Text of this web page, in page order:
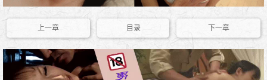
上一章 目录 下一章